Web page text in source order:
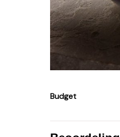
Budget